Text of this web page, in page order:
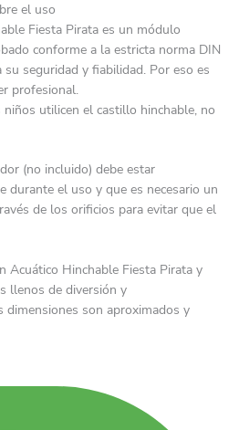
el uso
Fiesta Pirata es un módulo
conforme a la estricta norma DIN
seguridad y fiabilidad. Por eso es
profesional.
niños utilicen el castillo hinchable, no
(no incluido) debe estar
durante el uso y que es necesario un
de los orificios para evitar que el
Acuático Hinchable Fiesta Pirata y
llenos de diversión y
son aproximados y